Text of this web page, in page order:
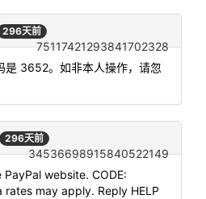
296天前
75117421293841702328
是 3652。如非本人操作，请忽
296天前
34536698915840522149
website. CODE:
may apply. Reply HELP